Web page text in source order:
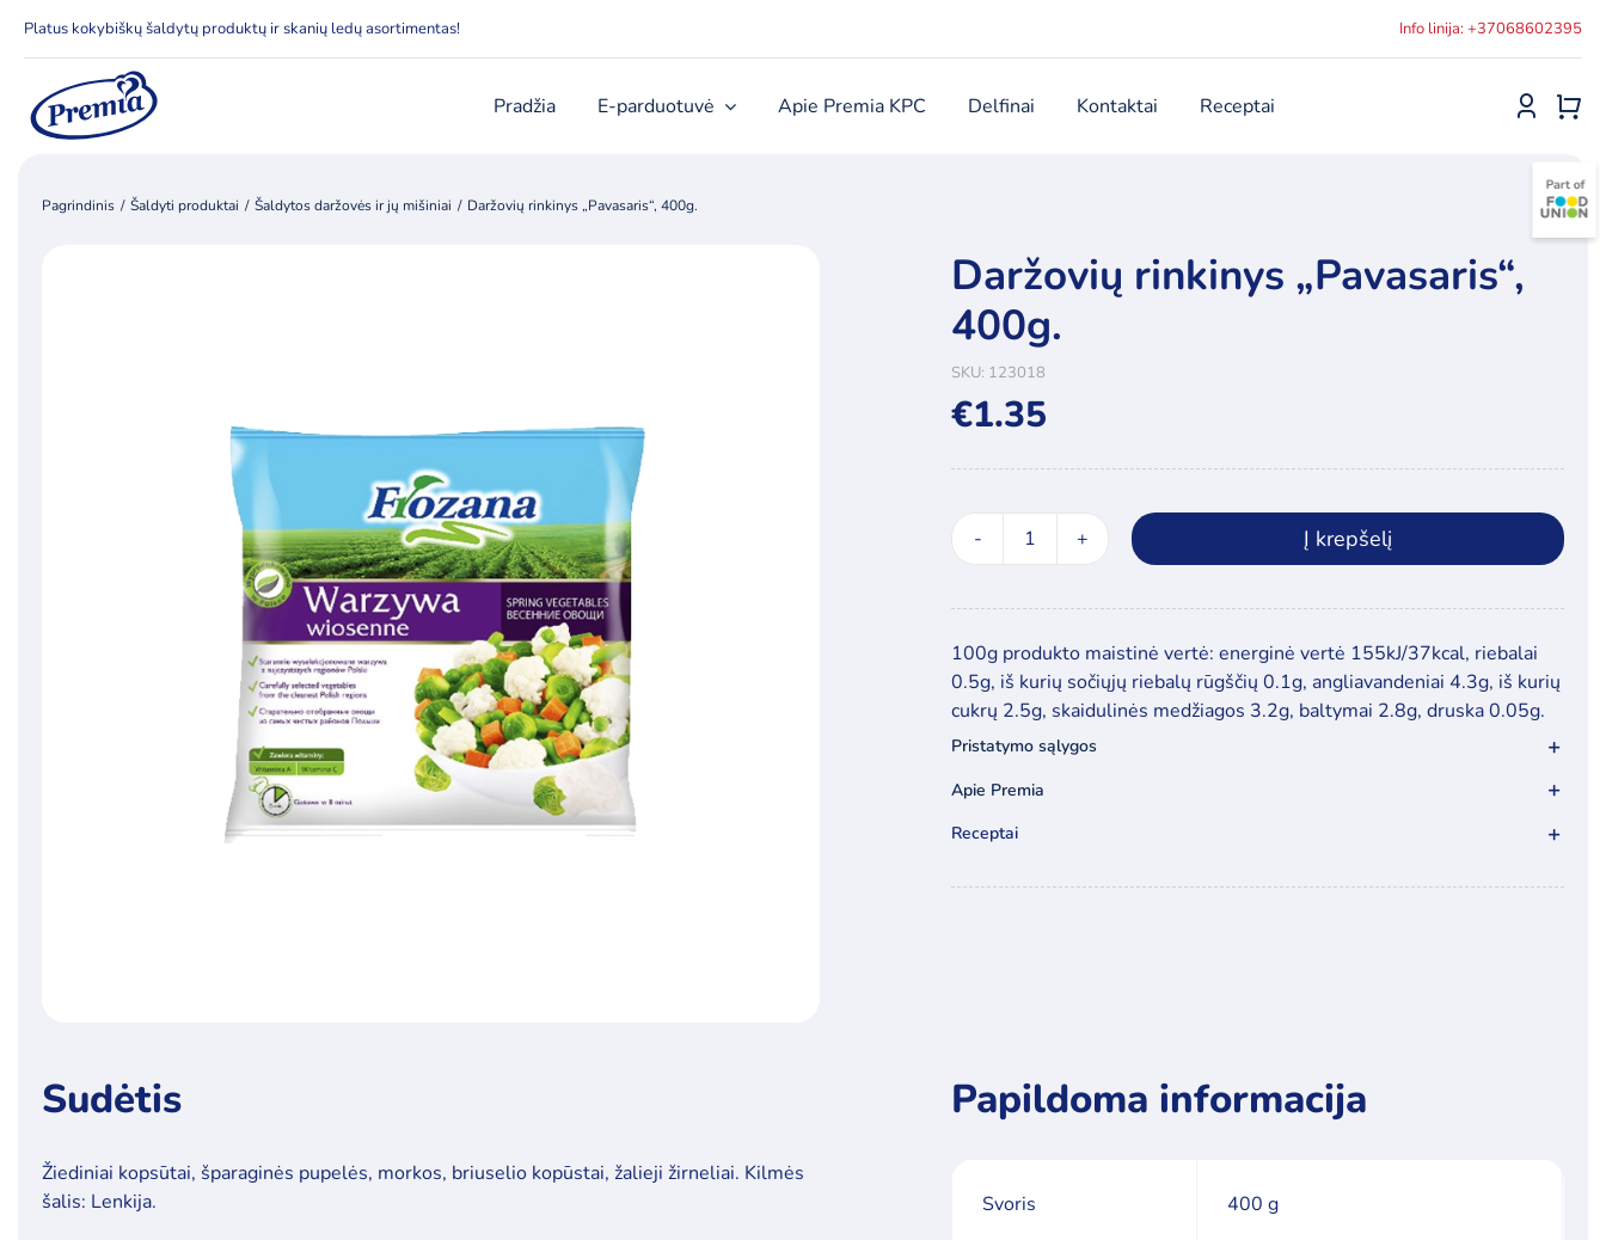
Platus kokybiškų šaldytų produktų ir skanių ledų asortimentas! Info linija: +37068602395
Pradžia E-parduotuvė Apie Premia KPC Delfinai Kontaktai Receptai
Pagrindinis Šaldyti produktai Šaldytos daržovės ir jų mišiniai Daržovių rinkinys „Pavasaris“, 400g.
Daržovių rinkinys „Pavasaris“,
400g.
SKU: 123018
€1.35
produkto
Daržovių
„Pavasaris“,
400g.
Į krepšelį
100g produkto maistinė vertė: energinė vertė 155kJ/37kcal, riebalai
0.5g, iš kurių sočiųjų riebalų rūgščių 0.1g, angliavandeniai 4.3g, iš kurių
cukrų 2.5g, skaidulinės medžiagos 3.2g, baltymai 2.8g, druska 0.05g.
Pristatymo sąlygos
Apie Premia
Receptai
Sudėtis
Žiediniai kopsūtai, šparaginės pupelės, morkos, briuselio kopūstai, žalieji žirneliai. Kilmės
šalis: Lenkija.
Papildoma informacija
Svoris 400 g